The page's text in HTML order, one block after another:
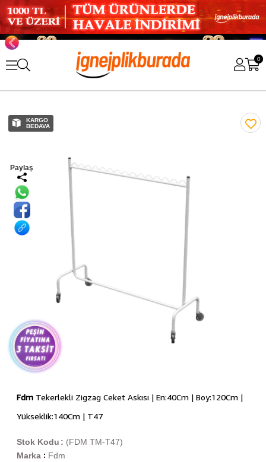
0
KARGO
BEDAVA
Paylaş
FdmTekerlekli Zigzag Ceket Askısı | En:40Cm | Boy:120Cm |
Yükseklik:140Cm | T47
(FDM TM-T47)
Stok Kodu
Marka : Fdm